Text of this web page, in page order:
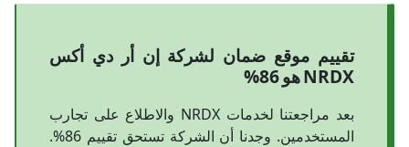
تقييم موقع ضمان لشركة إن أر دي أكس
NRDX هو 86%
بعد مراجعتنا لخدمات NRDX والاطلاع على تجارب
المستخدمين. وجدنا أن الشركة تستحق تقييم 86%.